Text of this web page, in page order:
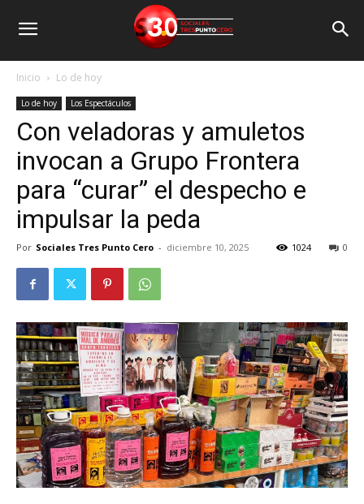
Inicio Lo de hoy
Lo de hoy Los Espectáculos
Con veladoras y amuletos
invocan a Grupo Frontera
para “curar” el despecho e
impulsar la peda
Por Sociales Tres Punto Cero - diciembre 10, 2025 0
1024